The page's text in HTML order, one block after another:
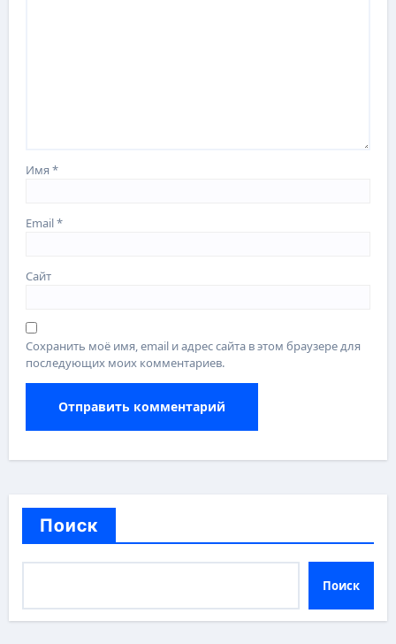
Имя*
Email*
Сайт
Сохранить моё имя, email и адрес сайта в этом браузере для
последующих моих комментариев.
Поиск
Поиск